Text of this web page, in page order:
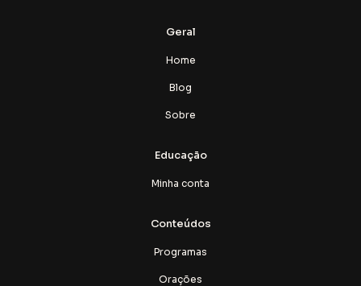
Geral
Home
Blog
Sobre
Educação
Minha conta
Conteúdos
Programas
Orações